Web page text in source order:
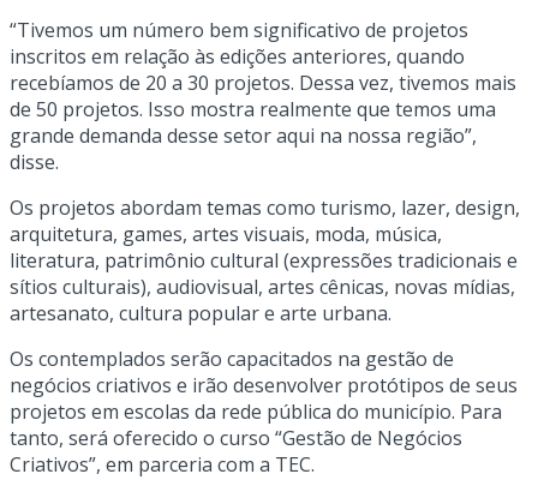
“Tivemos um número bem significativo de projetos
inscritos em relação às edições anteriores, quando
recebíamos de 20 a 30 projetos. Dessa vez, tivemos mais
de 50 projetos. Isso mostra realmente que temos uma
grande demanda desse setor aqui na nossa região”,
disse.
Os projetos abordam temas como turismo, lazer, design,
arquitetura, games, artes visuais, moda, música,
literatura, patrimônio cultural (expressões tradicionais e
sítios culturais), audiovisual, artes cênicas, novas mídias,
artesanato, cultura popular e arte urbana.
Os contemplados serão capacitados na gestão de
negócios criativos e irão desenvolver protótipos de seus
projetos em escolas da rede pública do município. Para
tanto, será oferecido o curso “Gestão de Negócios
Criativos”, em parceria com a TEC.